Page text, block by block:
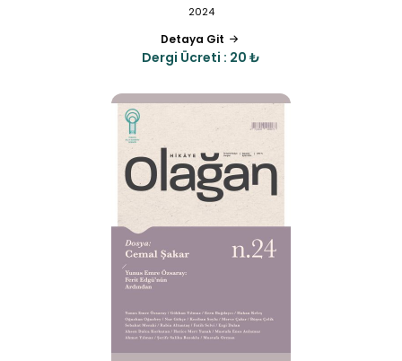
2024
Detaya Git
Dergi Ücreti : 20 ₺